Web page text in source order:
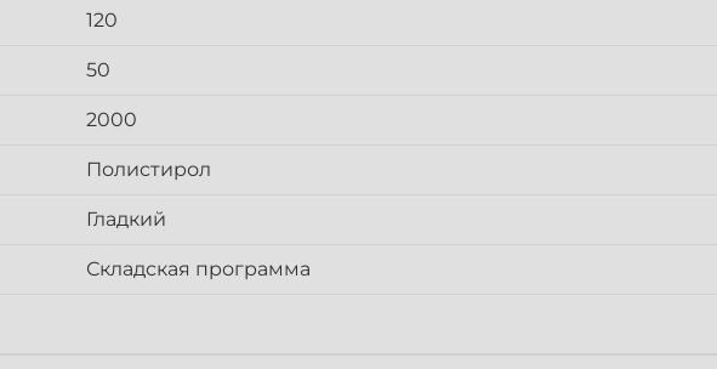
120
50
2000
Полистирол
Гладкий
Складская программа